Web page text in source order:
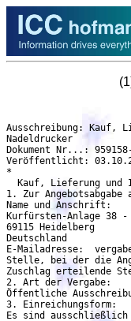
Ausschreibung: Kauf,
Nadeldrucker
Dokument Nr...:
Veröffentlicht:
*
Kauf, Lieferung und
1. Zur
Name und Anschrift:	Landratsamt Rhein-Neckar-Kreis
Kurfürsten-Anlage 38 -
69115 Heidelberg
Deutschland
E-Mailadresse:	vergabestelle@rhein-neckar-kreis.de
Stelle, bei der die
Zuschlag erteilende Stelle:
2. Art der Vergabe:
Öffentliche
3. Einreichungsform:
Es sind ausschließlich